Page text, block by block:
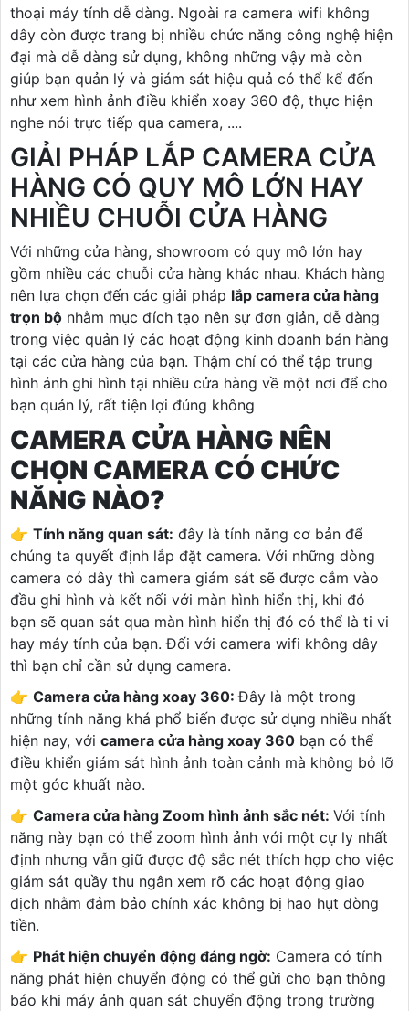
thoại máy tính dễ dàng. Ngoài ra camera wifi không
dây còn được trang bị nhiều chức năng công nghệ hiện
đại mà dễ dàng sử dụng, không những vậy mà còn
giúp bạn quản lý và giám sát hiệu quả có thể kể đến
như xem hình ảnh điều khiển xoay 360 độ, thực hiện
nghe nói trực tiếp qua camera, ....
GIẢI PHÁP LẮP CAMERA CỬA
HÀNG CÓ QUY MÔ LỚN HAY
NHIỀU CHUỖI CỬA HÀNG
Với những cửa hàng, showroom có quy mô lớn hay
gồm nhiều các chuỗi cửa hàng khác nhau. Khách hàng
nên lựa chọn đến các giải pháp lắp camera cửa hàng
trọn bộ nhằm mục đích tạo nên sự đơn giản, dễ dàng
trong việc quản lý các hoạt động kinh doanh bán hàng
tại các cửa hàng của bạn. Thậm chí có thể tập trung
hình ảnh ghi hình tại nhiều cửa hàng về một nơi để cho
bạn quản lý, rất tiện lợi đúng không
CAMERA CỬA HÀNG NÊN
CHỌN CAMERA CÓ CHỨC
NĂNG NÀO?
👉 Tính năng quan sát: đây là tính năng cơ bản để
chúng ta quyết định lắp đặt camera. Với những dòng
camera có dây thì camera giám sát sẽ được cắm vào
đầu ghi hình và kết nối với màn hình hiển thị, khi đó
bạn sẽ quan sát qua màn hình hiển thị đó có thể là ti vi
hay máy tính của bạn. Đối với camera wifi không dây
thì bạn chỉ cần sử dụng camera.
👉 Camera cửa hàng xoay 360:Đây là một trong
những tính năng khá phổ biến được sử dụng nhiều nhất
hiện nay, với camera cửa hàng xoay 360 bạn có thể
điều khiển giám sát hình ảnh toàn cảnh mà không bỏ lỡ
một góc khuất nào.
👉 Camera cửa hàng Zoom hình ảnh sắc nét: Với tính
năng này bạn có thể zoom hình ảnh với một cự ly nhất
định nhưng vẫn giữ được độ sắc nét thích hợp cho việc
giám sát quầy thu ngân xem rõ các hoạt động giao
dịch nhằm đảm bảo chính xác không bị hao hụt dòng
tiền.
👉 Phát hiện chuyển động đáng ngờ: Camera có tính
năng phát hiện chuyển động có thể gửi cho bạn thông
báo khi máy ảnh quan sát chuyển động trong trường